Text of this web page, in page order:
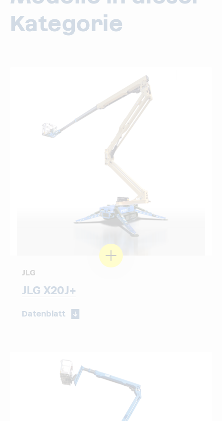
Kategorie
JLG
JLG X20J+
Datenblatt